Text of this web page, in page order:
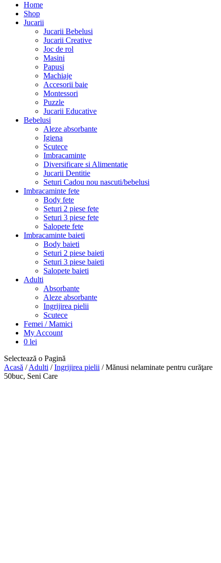
Home
Shop
Jucarii
Jucarii Bebelusi
Jucarii Creative
Joc de rol
Masini
Papusi
Machiaje
Accesorii baie
Montessori
Puzzle
Jucarii Educative
Bebelusi
Aleze absorbante
Igiena
Scutece
Imbracaminte
Diversificare si Alimentatie
Jucarii Dentitie
Seturi Cadou nou nascuti/bebelusi
Imbracaminte fete
Body fete
Seturi 2 piese fete
Seturi 3 piese fete
Salopete fete
Imbracaminte baieti
Body baieti
Seturi 2 piese baieti
Seturi 3 piese baieti
Salopete baieti
Adulti
Absorbante
Aleze absorbante
Ingrijirea pielii
Scutece
Femei / Mamici
My Account
0 lei
Selectează o Pagină
Acasă /Adulti /Ingrijirea pielii / Mănusi nelaminate pentru curăţare
50buc, Seni Care